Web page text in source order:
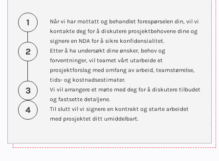
1
Når vi har mottatt og behandlet forespørselen din, vil vi
kontakte deg for å diskutere prosjektbehovene dine og
signere en NDA for å sikre konfidensialitet.
2
Etter å ha undersøkt dine ønsker, behov og
forventninger, vil teamet vårt utarbeide et
prosjektforslag med omfang av arbeid, teamstørrelse,
tids- og kostnadsestimater.
3
Vi vil arrangere et møte med deg for å diskutere tilbudet
og fastsette detaljene.
4
Til slutt vil vi signere en kontrakt og starte arbeidet
med prosjektet ditt umiddelbart.